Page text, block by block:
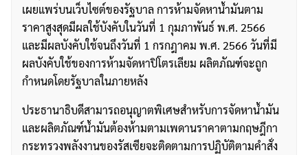
เผยแพร่บนเว็บไซต์ของรัฐบาล การห้ามจัดหาน้ำมันตาม
ราคาสูงสุดมีผลใช้บังคับในวันที่ 1 กุมภาพันธ์ พ.ศ. 2566
และมีผลบังคับใช้จนถึงวันที่ 1 กรกฎาคม พ.ศ. 2566 วันที่มี
ผลบังคับใช้ของการห้ามจัดหาปิโตรเลียม ผลิตภัณฑ์จะถูก
กำหนดโดยรัฐบาลในภายหลัง
ประธานาธิบดีสามารถอนุญาตพิเศษสำหรับการจัดหาน้ำมัน
และผลิตภัณฑ์น้ำมันต้องห้ามตามเพดานราคาตามกฤษฎีกา
กระทรวงพลังงานของรัสเซียจะติดตามการปฏิบัติตามคำสั่ง